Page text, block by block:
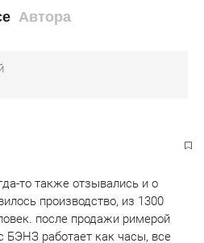
Автора
то также отзывались и о
производство, из 1300
после продажи римерой
БЭНЗ работает как часы, все